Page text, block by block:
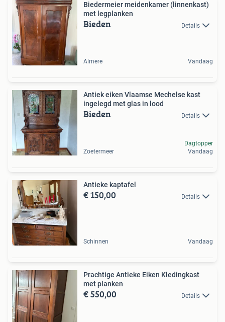
Biedermeier meidenkamer (linnenkast)
met legplanken
Bieden Details
Almere Vandaag
Antiek eiken Vlaamse Mechelse kast
ingelegd met glas in lood
Bieden Details
Zoetermeer
Dagtopper
Vandaag
Antieke kaptafel
€ 150,00 Details
Schinnen Vandaag
Prachtige Antieke Eiken Kledingkast
met planken
€ 550,00 Details